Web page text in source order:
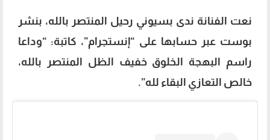
نعت الفنانة ندى بسيوني رحيل المنتصر بالله، بنشر
بوست عبر حسابها على “إنستجرام”، كاتبة: “وداعا
راسم البهجة الخلوق خفيف الظل المنتصر بالله،
خالص التعازي البقاء لله”.